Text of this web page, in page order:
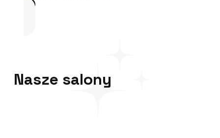
Nasze salony